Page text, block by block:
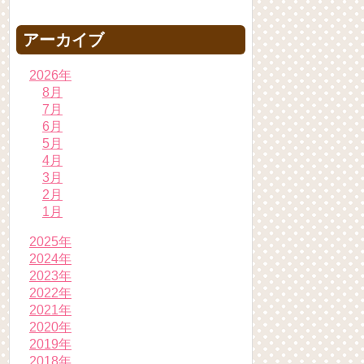
アーカイブ
2026年
8月
7月
6月
5月
4月
3月
2月
1月
2025年
2024年
2023年
2022年
2021年
2020年
2019年
2018年